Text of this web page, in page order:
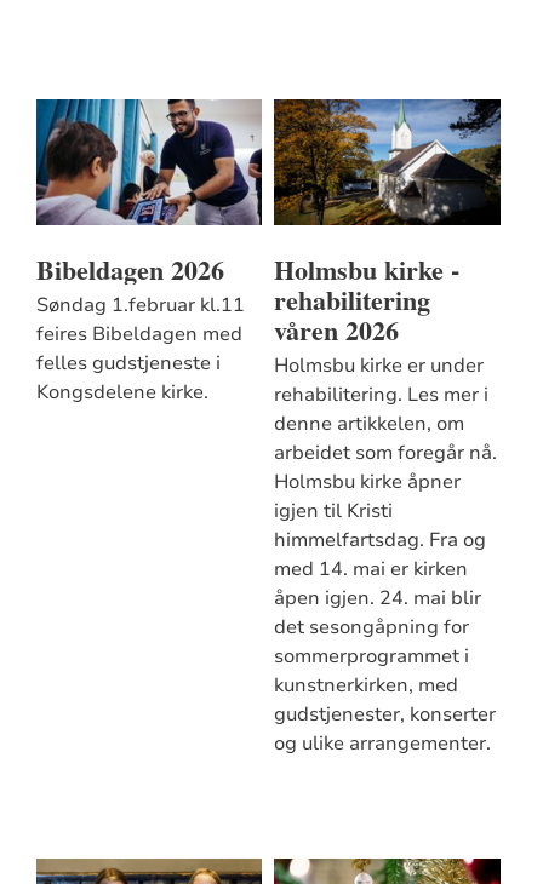
Bibeldagen 2026
Søndag 1.februar kl.11
feires Bibeldagen med
felles gudstjeneste i
Kongsdelene kirke.
Holmsbu kirke -
rehabilitering
våren 2026
Holmsbu kirke er under
rehabilitering. Les mer i
denne artikkelen, om
arbeidet som foregår nå.
Holmsbu kirke åpner
igjen til Kristi
himmelfartsdag. Fra og
med 14. mai er kirken
åpen igjen. 24. mai blir
det sesongåpning for
sommerprogrammet i
kunstnerkirken, med
gudstjenester, konserter
og ulike arrangementer.